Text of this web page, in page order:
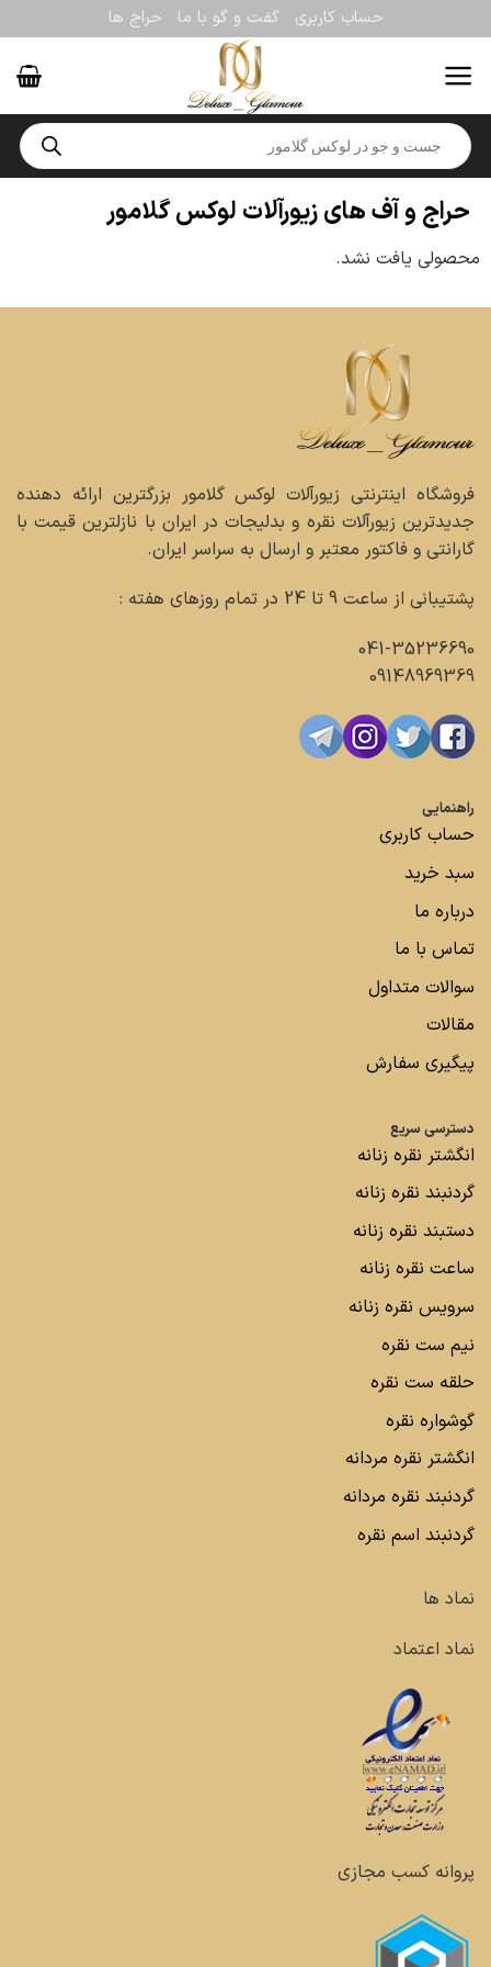
حساب کاربری گفت و گو با ما حراج ها
حراج و آف های زیورآلات لوکس گلامور
محصولی یافت نشد.
فروشگاه اینترنتی زیورآلات لوکس گلامور بزرگترین ارائه دهنده
جدیدترین زیورآلات نقره و بدلیجات در ایران با نازلترین قیمت با
گارانتی و فاکتور معتبر و ارسال به سراسر ایران.
پشتیبانی از ساعت 9 تا 24 در تمام روزهای هفته :
041-35236690
09148969369
راهنمایی
حساب کاربری
سبد خرید
درباره ما
تماس با ما
سوالات متداول
مقالات
پیگیری سفارش
دسترسی سریع
انگشتر نقره زنانه
گردنبند نقره زنانه
دستبند نقره زنانه
ساعت نقره زنانه
سرویس نقره زنانه
نیم ست نقره
حلقه ست نقره
گوشواره نقره
انگشتر نقره مردانه
گردنبند نقره مردانه
گردنبند اسم نقره
نماد ها
نماد اعتماد
پروانه کسب مجازی